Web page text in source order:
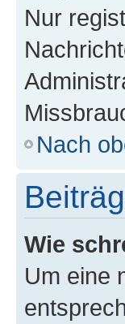
Nur
Nach
Wie
Um eine